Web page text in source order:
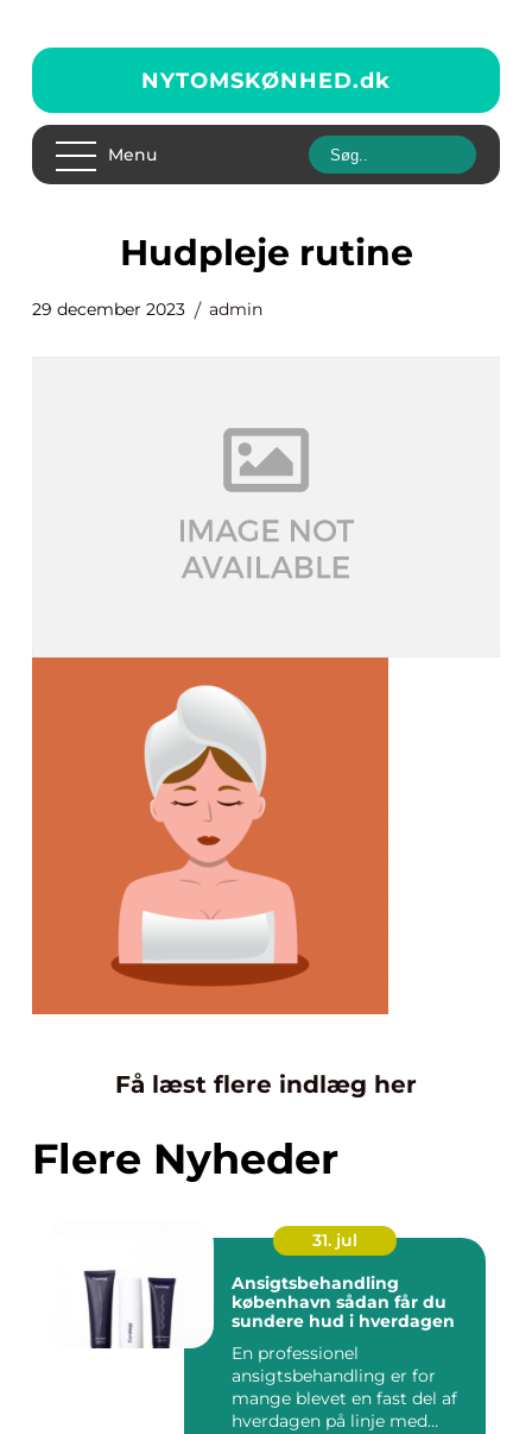
NYTOMSKØNHED.dk
Menu
hudpleje rutine
29 december 2023 admin
Få læst flere indlæg her
Flere Nyheder
31. jul
Ansigtsbehandling
københavn sådan får du
sundere hud i hverdagen
En professionel
ansigtsbehandling er for
mange blevet en fast del af
hverdagen på linje med